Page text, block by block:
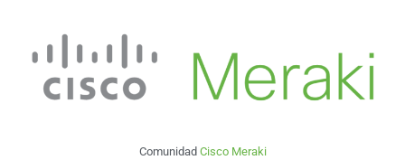
Comunidad Cisco Meraki